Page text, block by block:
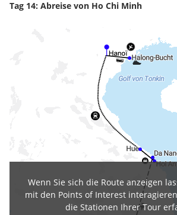
Tag 14: Abreise von Ho Chi Minh
Wenn Sie sich die Route anzeigen
mit den Points of Interest
die Stationen Ihrer Tour